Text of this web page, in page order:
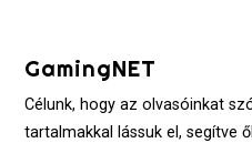
contentGamingNET
Célunk, hogy az olvasóinkat
tartalmakkal lássuk el, segítve